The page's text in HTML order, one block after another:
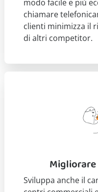
modo facile e più
chiamare
clienti minimizza il
di altri competitor.
Sviluppa anche il